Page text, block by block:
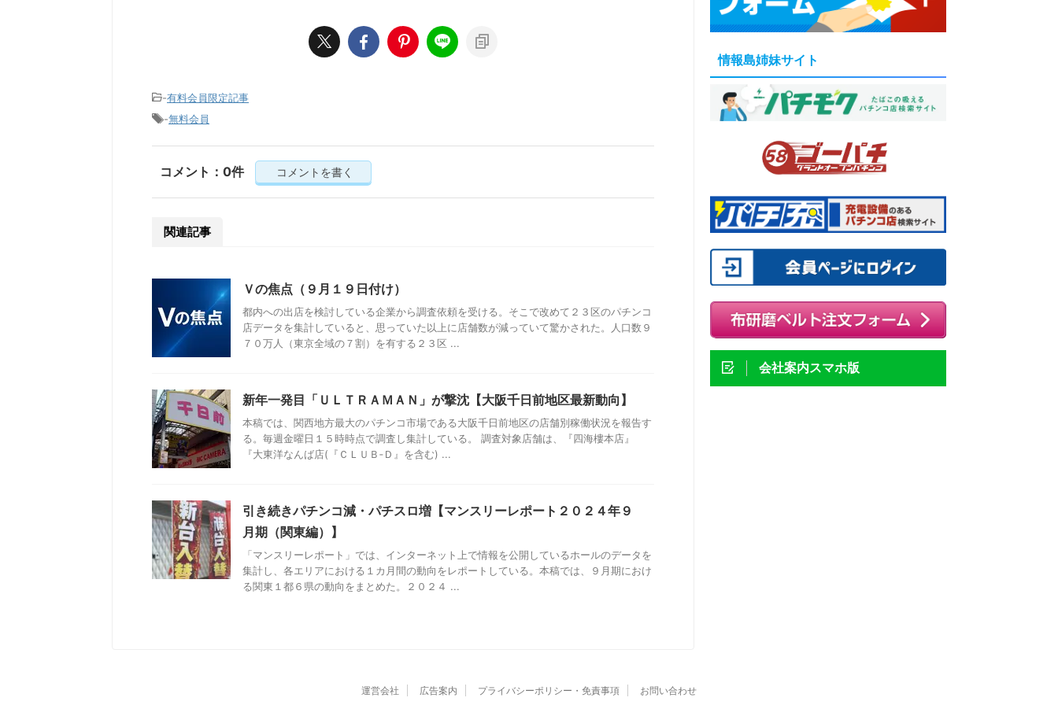
-有料会員限定記事
-無料会員
コメント：0件 コメントを書く
関連記事
Ｖの焦点（９月１９日付け）
都内への出店を検討している企業から調査依頼を受ける。そこで改めて２３区のパチンコ
店データを集計していると、思っていた以上に店舗数が減っていて驚かされた。人口数９
７０万人（東京全域の７割）を有する２３区 ...
新年一発目「ＵＬＴＲＡＭＡＮ」が撃沈【大阪千日前地区最新動向】
本稿では、関西地方最大のパチンコ市場である大阪千日前地区の店舗別稼働状況を報告す
る。毎週金曜日１５時時点で調査し集計している。 調査対象店舗は、『四海樓本店』
『大東洋なんば店(『ＣＬＵＢ‐Ｄ』を含む) ...
引き続きパチンコ減・パチスロ増【マンスリーレポート２０２４年９
月期（関東編）】
「マンスリーレポート」では、インターネット上で情報を公開しているホールのデータを
集計し、各エリアにおける１カ月間の動向をレポートしている。本稿では、９月期におけ
る関東１都６県の動向をまとめた。２０２４ ...
情報島姉妹サイト
会社案内スマホ版
運営会社 広告案内 プライバシーポリシー・免責事項 お問い合わせ